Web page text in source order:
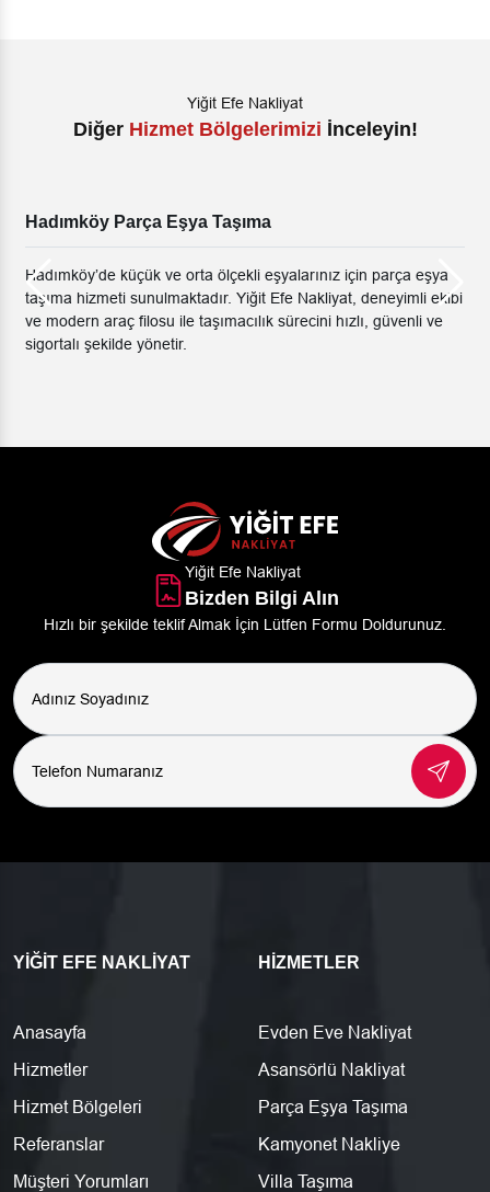
Yiğit Efe Nakliyat
Diğer Hizmet Bölgelerimizi İnceleyin!
Hadımköy Parça Eşya Taşıma
Hadımköy’de küçük ve orta ölçekli eşyalarınız için parça eşya
taşıma hizmeti sunulmaktadır. Yiğit Efe Nakliyat, deneyimli ekibi
ve modern araç filosu ile taşımacılık sürecini hızlı, güvenli ve
sigortalı şekilde yönetir.
Yiğit Efe Nakliyat
Bizden Bilgi Alın
Hızlı bir şekilde teklif Almak İçin Lütfen Formu Doldurunuz.
YIĞIT EFE NAKLIYAT
Anasayfa
Hizmetler
Hizmet Bölgeleri
Referanslar
Müşteri Yorumları
HIZMETLER
Evden Eve Nakliyat
Asansörlü Nakliyat
Parça Eşya Taşıma
Kamyonet Nakliye
Villa Taşıma